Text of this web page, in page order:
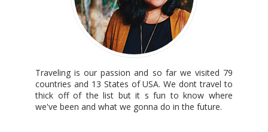
Traveling is our passion and so far we visited 79
countries and 13 States of USA. We dont travel to
thick off of the list but it s fun to know where
we've been and what we gonna do in the future.